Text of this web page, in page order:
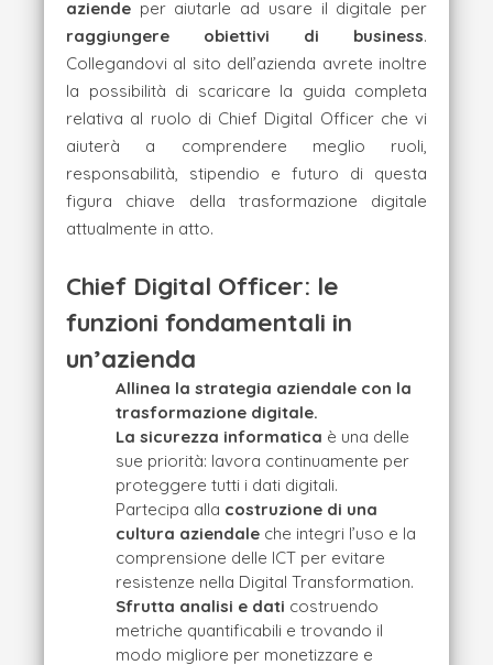
aziende per aiutarle ad usare il digitale per
raggiungere obiettivi di business.
Collegandovi al sito dell’azienda avrete inoltre
la possibilità di scaricare la guida completa
relativa al ruolo di Chief Digital Officer che vi
aiuterà a comprendere meglio ruoli,
responsabilità, stipendio e futuro di questa
figura chiave della trasformazione digitale
attualmente in atto.
Chief Digital Officer: le
funzioni fondamentali in
un’azienda
Allinea la strategia aziendale con la
trasformazione digitale.
La sicurezza informatica è una delle
sue priorità: lavora continuamente per
proteggere tutti i dati digitali.
Partecipa alla costruzione di una
cultura aziendale che integri l’uso e la
comprensione delle ICT per evitare
resistenze nella Digital Transformation.
Sfrutta analisi e dati costruendo
metriche quantificabili e trovando il
modo migliore per monetizzare e